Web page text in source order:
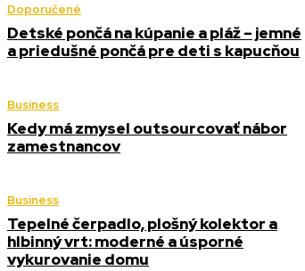
Doporučené
Detské pončá na kúpanie a pláž – jemné
a priedušné pončá pre deti s kapucňou
Business
Kedy má zmysel outsourcovať nábor
zamestnancov
Business
Tepelné čerpadlo, plošný kolektor a
hlbinný vrt: moderné a úsporné
vykurovanie domu